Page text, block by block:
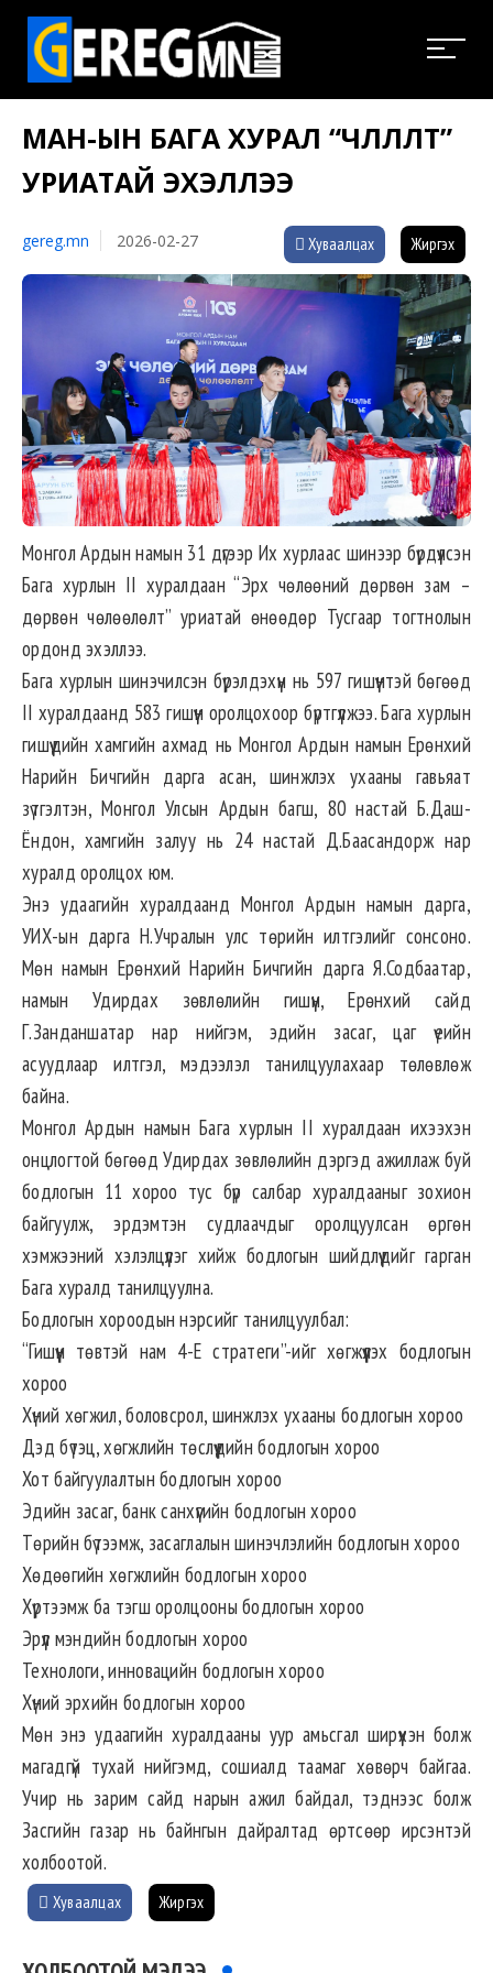
МАН-ЫН БАГА ХУРАЛ “ЧӨЛӨӨЛӨЛТ”
УРИАТАЙ ЭХЭЛЛЭЭ
gereg.mn 2026-02-27 Хуваалцах Жиргэх
Монгол Ардын намын 31 дүгээр Их хурлаас шинээр бүрдүүлсэн
Бага хурлын II хуралдаан “Эрх чөлөөний дөрвөн зам –
дөрвөн чөлөөлөлт” уриатай өнөөдөр Тусгаар тогтнолын
ордонд эхэллээ.
Бага хурлын шинэчилсэн бүрэлдэхүүн нь 597 гишүүнтэй бөгөөд
II ­­­хуралдаанд 583 гишүүн оролцохоор бүртгүүлжээ. Бага хурлын
гишүүдийн хамгийн ахмад нь Монгол Ардын намын Ерөнхий
Нарийн Бичгийн ­­­­­­дарга асан, шинжлэх ухааны гавьяат
зүтгэлтэн, Монгол Улсын Ардын багш, 80 настай Б.Даш-
Ёндон, хамгийн залуу нь 24 настай Д.Баасандорж нар
хуралд оролцох юм.
Энэ удаагийн хуралдаанд Монгол Ардын намын дарга,
УИХ-ын дарга Н.Учралын улс төрийн илтгэлийг сонсоно.
Мөн намын Ерөнхий Нарийн Бичгийн дарга Я.Содбаатар,
намын Удирдах зөвлөлийн гишүүн, Ерөнхий сайд
Г.Занданшатар нар нийгэм, эдийн засаг, цаг үеийн
асуудлаар илтгэл, мэдээлэл танилцуулахаар төлөвлөж
байна.
Монгол Ардын намын Бага хурлын II хуралдаан ихээхэн
онцлогтой бөгөөд Удирдах зөвлөлийн дэргэд ажиллаж буй
бодлогын 11 хороо тус бүр салбар хуралдааныг зохион
байгуулж, эрдэмтэн судлаачдыг оролцуулсан өргөн
хэмжээний хэлэлцүүлэг хийж бодлогын шийдлүүдийг гарган
Бага хуралд танилцуулна.
Бодлогын хороодын нэрсийг танилцуулбал:
“Гишүүн төвтэй нам 4-E стратеги”-ийг хөгжүүлэх бодлогын
хороо
Хүний хөгжил, боловсрол, шинжлэх ухааны бодлогын хороо
Дэд бүтэц, хөгжлийн төслүүдийн бодлогын хороо
Хот байгуулалтын бодлогын хороо
Эдийн засаг, банк санхүүгийн бодлогын хороо
Төрийн бүтээмж, засаглалын шинэчлэлийн бодлогын хороо
Хөдөөгийн хөгжлийн бодлогын хороо
Хүртээмж ба тэгш оролцооны бодлогын хороо
Эрүүл мэндийн бодлогын хороо
Технологи, инновацийн бодлогын хороо
Хүний эрхийн бодлогын хороо
Мөн энэ удаагийн хуралдааны уур амьсгал ширүүхэн болж
магадгүй тухай нийгэмд, сошиалд таамаг хөвөрч байгаа.
Учир нь зарим сайд нарын ажил байдал, тэднээс болж
Засгийн газар нь байнгын дайралтад өртсөөр ирсэнтэй
холбоотой.
Хуваалцах Жиргэх